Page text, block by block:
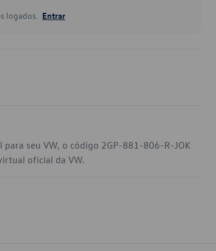
logados. Entrar
seu VW, o código 2GP-881-806-R-JOK
oficial da VW.